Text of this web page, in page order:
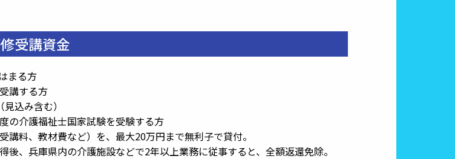
受講資金
まる方
講する方
込み含む）
介護福祉士国家試験を受験する方
講料、教材費など）を、最大20万円まで無利子で貸付。
兵庫県内の介護施設などで2年以上業務に従事すると、全額返還免除。